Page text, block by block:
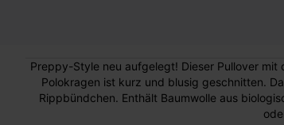
Preppy-Style neu aufgelegt! Dieser Pullover
Polokragen ist kurz und blusig geschnitten.
Rippbündchen. Enthält Baumwolle aus